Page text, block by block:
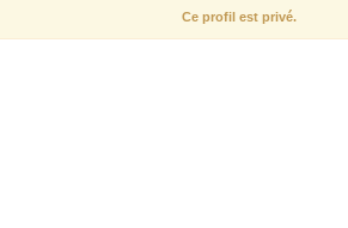
Ce profil est privé.